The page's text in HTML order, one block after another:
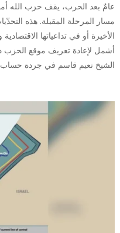
عامٌ بعد الحرب، يقف حزب الله
مسار المرحلة المقبلة. هذه
الأخيرة أو في تداعياتها
أشمل لإعادة تعريف موقع الحزب
الشيخ نعيم قاسم في جردة حساب